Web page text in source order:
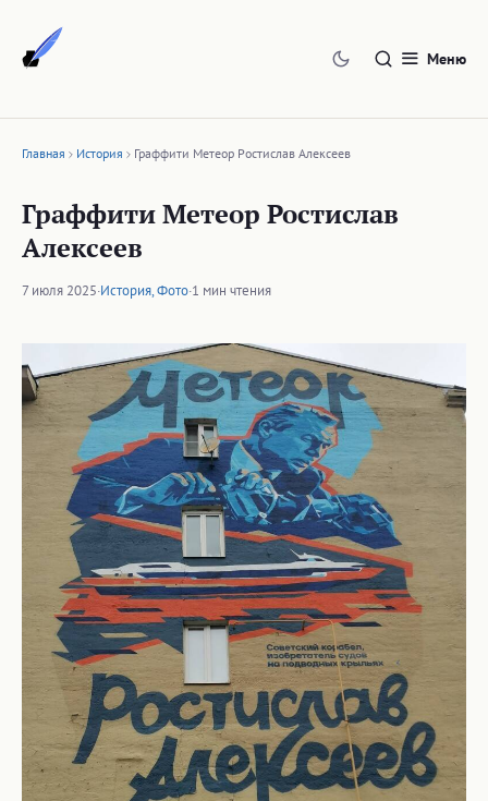
содержимому
Меню
Главная История Граффити Метеор Ростислав Алексеев
Граффити Метеор Ростислав
Алексеев
7 июля 2025·История,Фото·1 мин чтения